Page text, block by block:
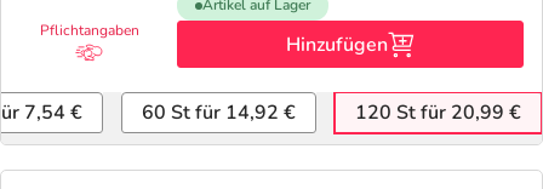
Pflichtangaben
Artikel auf Lager
Hinzufügen
7,54 € 60 St für 14,92 € 120 St für 20,99 €